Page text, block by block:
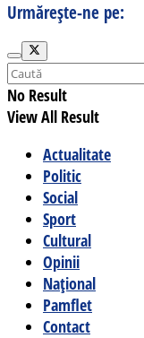
Urmărește-ne pe:
No Result
View All Result
Actualitate
Politic
Social
Sport
Cultural
Opinii
Național
Pamflet
Contact